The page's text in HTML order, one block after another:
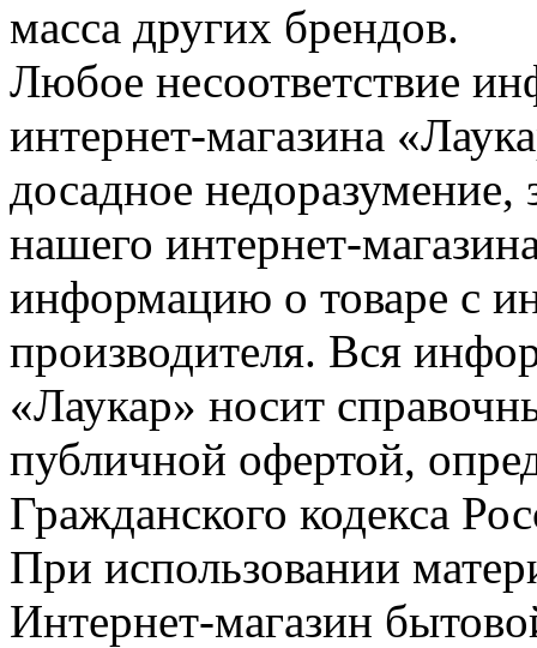
масса других брендов.
Любое несоответствие
интернет-магазина
досадное недоразумение,
нашего интернет-
информацию о товаре с
производителя. Вся
«Лаукар» носит
публичной офертой,
Гражданского кодекса
При использовании
Интернет-магазин